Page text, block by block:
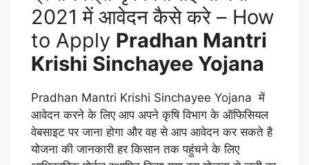
2021 में आवेदन कैसे करे – How
to Apply Pradhan Mantri
Krishi Sinchayee Yojana
Pradhan Mantri Krishi Sinchayee Yojana में
आवेदन करने के लिए आप अपने कृषि विभाग के ऑफिसियल
वेबसाइट पर जाना होगा और वह से आप आवेदन कर सकते है
योजना की जानकारी हर किसान तक पहुंचने के लिए